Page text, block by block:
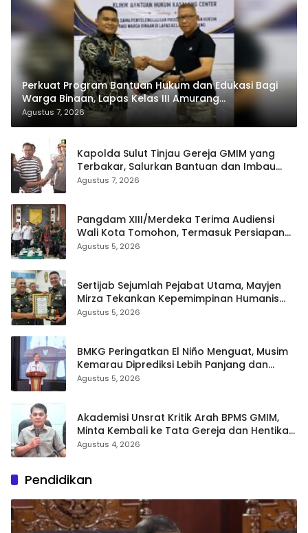
Perkuat Program Bantuan Hukum dan Edukasi Bagi
Warga Binaan, Lapas Kelas III Amurang
Tandatangani MoU Dengan LBH KASALANG CENTER
Agustus 7, 2026
Kapolda Sulut Tinjau Gereja GMIM yang
Terbakar, Salurkan Bantuan dan Imbau
Waspada Musim Kemarau
Agustus 7, 2026
Pangdam XIII/Merdeka Terima Audiensi
Wali Kota Tomohon, Termasuk Persiapan
TIFF
Agustus 5, 2026
Sertijab Sejumlah Pejabat Utama, Mayjen
Mirza Tekankan Kepemimpinan Humanis
dan Profesional
Agustus 5, 2026
BMKG Peringatkan El Niño Menguat, Musim
Kemarau Diprediksi Lebih Panjang dan
Kering pada Agustus–September
Agustus 5, 2026
Akademisi Unsrat Kritik Arah BPMS GMIM,
Minta Kembali ke Tata Gereja dan Hentikan
Polarisasi
Agustus 4, 2026
Pendidikan